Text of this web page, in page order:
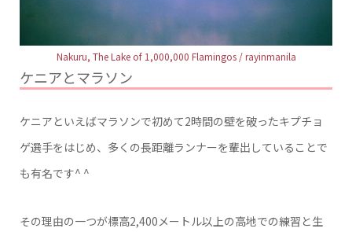
Nakuru, The Lake of 1,000,000 Flamingos / rayinmanila
ケニアとマラソン
ケニアといえばマラソンで初めて2時間の壁を破ったキプチョ
ゲ選手をはじめ、多くの長距離ランナーを輩出していることで
も有名です^ ^
その理由の一つが標高2,400メートル以上の高地での練習と生